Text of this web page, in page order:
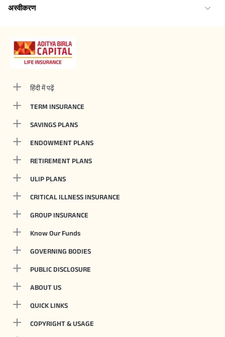
अस्वीकरण
हिंदी में पढ़ें
TERM INSURANCE
SAVINGS PLANS
ENDOWMENT PLANS
RETIREMENT PLANS
ULIP PLANS
CRITICAL ILLNESS INSURANCE
GROUP INSURANCE
Know Our Funds
GOVERNING BODIES
PUBLIC DISCLOSURE
ABOUT US
QUICK LINKS
COPYRIGHT & USAGE